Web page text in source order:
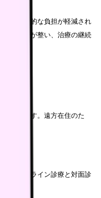
で、精神的な負担が軽減され
きる環境が整い、治療の継続
が必要です。遠方在住のた
に、オンライン診療と対面診
。